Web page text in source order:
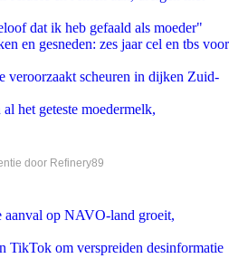
dat ik heb gefaald als moeder"
en gesneden: zes jaar cel en tbs voor
veroorzaakt scheuren in dijken Zuid-
het geteste moedermelk,
door Refinery89
aanval op NAVO-land groeit,
TikTok om verspreiden desinformatie